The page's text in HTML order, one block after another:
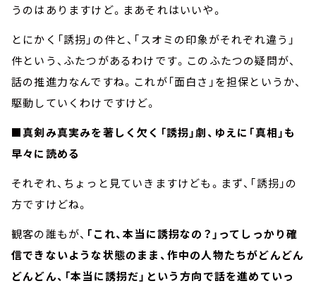
うのはありますけど。まあそれはいいや。
とにかく「誘拐」の件と、「スオミの印象がそれぞれ違う」
件という、ふたつがあるわけです。このふたつの疑問が、
話の推進力なんですね。これが「面白さ」を担保というか、
駆動していくわけですけど。
■真剣み真実みを著しく欠く「誘拐」劇、ゆえに「真相」も
早々に読める
それぞれ、ちょっと見ていきますけども。まず、「誘拐」の
方ですけどね。
観客の誰もが、 「これ、本当に誘拐なの？」ってしっかり確
信できないような状態のまま、作中の人物たちがどんどん
どんどん、「本当に誘拐だ」という方向で話を進めていっ